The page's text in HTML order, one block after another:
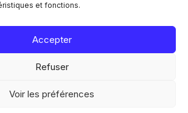
et fonctions.
Accepter
Refuser
Voir les préférences
YouTube
Belam - Tous droits réservés